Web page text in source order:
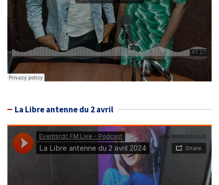
La Libre antenne du 2 avril